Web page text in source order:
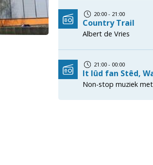
20:00 - 21:00
Country Trail
Albert de Vries
21:00 - 00:00
It lûd fan Stêd,
Non-stop muziek